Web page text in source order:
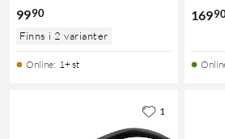
9990
Finns i 2 varianter
Online: 1+ st
169
1